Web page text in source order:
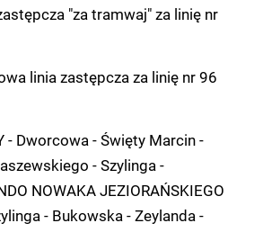
"za tramwaj" za linię nr
linia zastępcza za linię nr 96
- Dworcowa - Święty Marcin -
- Szylinga -
NOWAKA JEZIORAŃSKIEGO
- Bukowska - Zeylanda -